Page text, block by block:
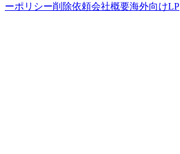
ーポリシー削除依頼会社概要海外向けLP